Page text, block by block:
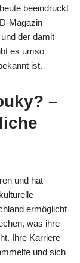
beeindruckt
Magazin
der damit
es umso
ist.
–
und hat
ermöglicht
was ihre
Ihre Karriere
und sich